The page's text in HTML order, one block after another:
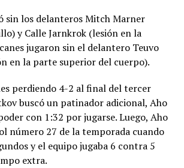
sin los delanteros Mitch Marner
y Calle Jarnkrok (lesión en la
jugaron sin el delantero Teuvo
en la parte superior del cuerpo).
perdiendo 4-2 al final del tercer
buscó un patinador adicional, Aho
con 1:32 por jugarse. Luego, Aho
número 27 de la temporada cuando
y el equipo jugaba 6 contra 5
extra.